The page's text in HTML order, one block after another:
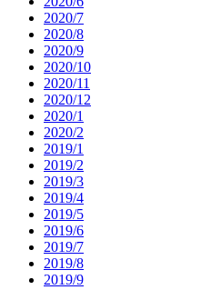
2020/7
2020/8
2020/9
2020/10
2020/11
2020/12
2020/1
2020/2
2019/1
2019/2
2019/3
2019/4
2019/5
2019/6
2019/7
2019/8
2019/9